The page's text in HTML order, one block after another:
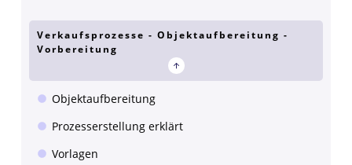
Verkaufsprozesse - Objektaufbereitung -
Vorbereitung
Objektaufbereitung
Prozesserstellung erklärt
Vorlagen